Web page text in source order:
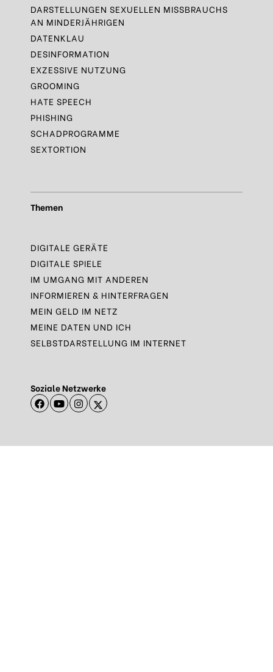
DARSTELLUNGEN SEXUELLEN MISSBRAUCHS
AN MINDERJÄHRIGEN
DATENKLAU
DESINFORMATION
EXZESSIVE NUTZUNG
GROOMING
HATE SPEECH
PHISHING
SCHADPROGRAMME
SEXTORTION
Themen
DIGITALE GERÄTE
DIGITALE SPIELE
IM UMGANG MIT ANDEREN
INFORMIEREN & HINTERFRAGEN
MEIN GELD IM NETZ
MEINE DATEN UND ICH
SELBSTDARSTELLUNG IM INTERNET
Soziale Netzwerke